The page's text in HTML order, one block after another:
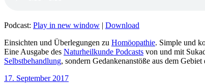
Podcast: Play in new window | Download
Einsichten und Überlegungen zu Homöopathie. Simple und
Eine Ausgabe des Naturheilkunde Podcasts von und mit
Selbstbehandlung, sondern Gedankenanstöße aus dem Gebiet
Veröffentlicht
17. September 2017